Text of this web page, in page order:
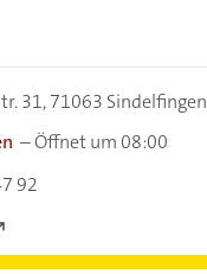
31,71063 Sindelfingen
–Öffnet um 08:00
92